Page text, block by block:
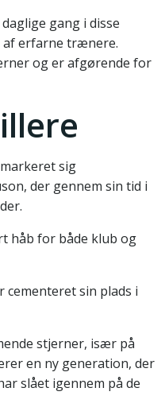
gang i disse
af erfarne trænere.
og er afgørende for
sig
der gennem sin tid i
håb for både klub og
cementeret sin plads i
stjerner, især på
en ny generation, der
slået igennem på de